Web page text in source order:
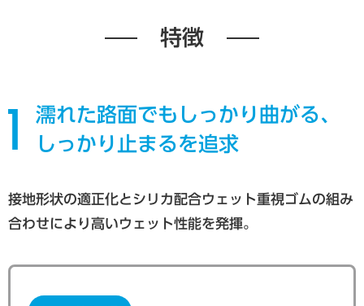
特徴
濡れた路面でもしっかり曲がる、
しっかり止まるを追求
接地形状の適正化とシリカ配合ウェット重視ゴムの組み
合わせにより高いウェット性能を発揮。